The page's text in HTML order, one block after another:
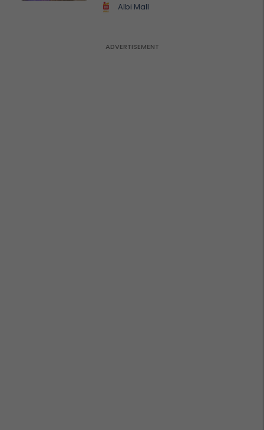
Albi Mall